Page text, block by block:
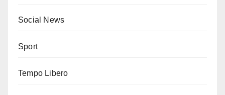
Social News
Sport
Tempo Libero